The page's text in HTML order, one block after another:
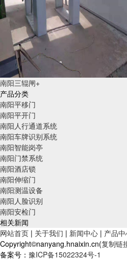
南阳三辊闸+
产品分类
南阳平移门
南阳平开门
南阳人行通道系统
南阳车牌识别系统
南阳智能岗亭
南阳门禁系统
南阳酒店锁
南阳伸缩门
南阳测温设备
南阳人脸识别
南阳安检门
相关新闻
网站首页 | 关于我们 | 新闻中心 | 产品
Copyright©nanyang.hnaixin.cn(复制链
备案号： 豫ICP备15022324号-1